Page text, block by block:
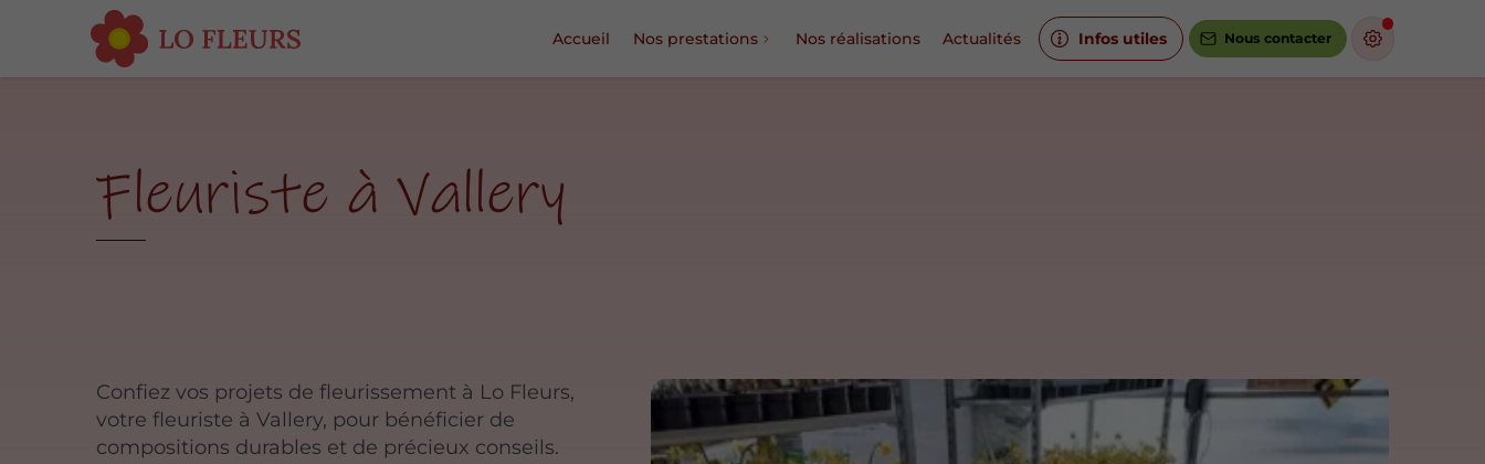
Accueil Nos prestations Nos réalisations Actualités Infos utiles Nous contacter
Fleuriste à Vallery
Confiez vos projets de fleurissement à Lo Fleurs,
votre fleuriste à Vallery, pour bénéficier de
compositions durables et de précieux conseils.